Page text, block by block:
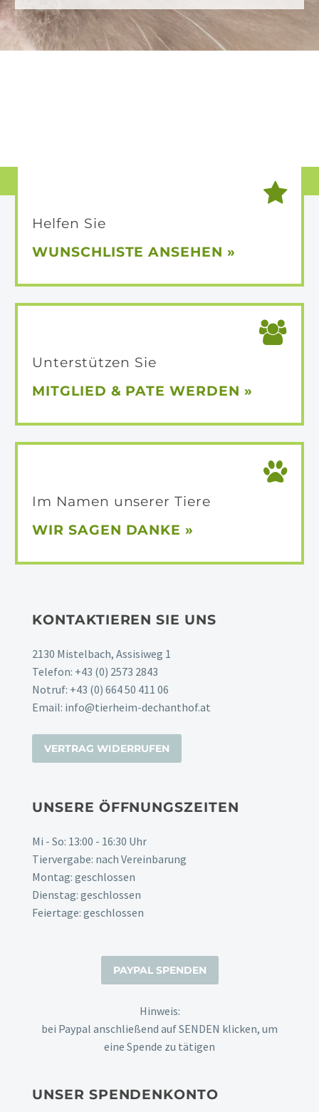
Helfen Sie
WUNSCHLISTEANSEHEN »
Unterstützen Sie
MITGLIED & PATE WERDEN »
Im Namen unserer Tiere
WIR SAGEN DANKE »
KONTAKTIEREN SIE UNS
2130 Mistelbach, Assisiweg 1
Telefon: +43 (0) 2573 2843
Notruf: +43 (0) 664 50 411 06
Email: info@tierheim-dechanthof.at
VERTRAG WIDERRUFEN
UNSERE ÖFFNUNGSZEITEN
Mi - So: 13:00 - 16:30 Uhr
Tiervergabe: nach Vereinbarung
Montag: geschlossen
Dienstag: geschlossen
Feiertage: geschlossen
Hinweis:
bei Paypal anschließend auf SENDEN klicken, um
eine Spende zu tätigen
UNSER SPENDENKONTO